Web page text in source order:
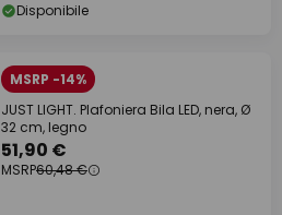
Disponibile
MSRP -14%
JUST LIGHT. Plafoniera Bila LED, nera, Ø
32 cm, legno
51,90 €
MSRP60,48 €